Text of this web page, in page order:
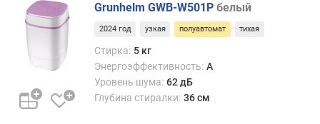
р
е
о
ж
е
Grunhelm GWB-W501P белый
2024 год узкая полуавтомат тихая
Стирка: 5 кг
Энергоэффективность: A
Уровень шума: 62 дБ
Глубина стиралки: 36 см